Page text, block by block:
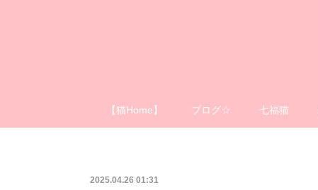
【猫Home】 ブログ☆ 七福猫
2025.04.26 01:31